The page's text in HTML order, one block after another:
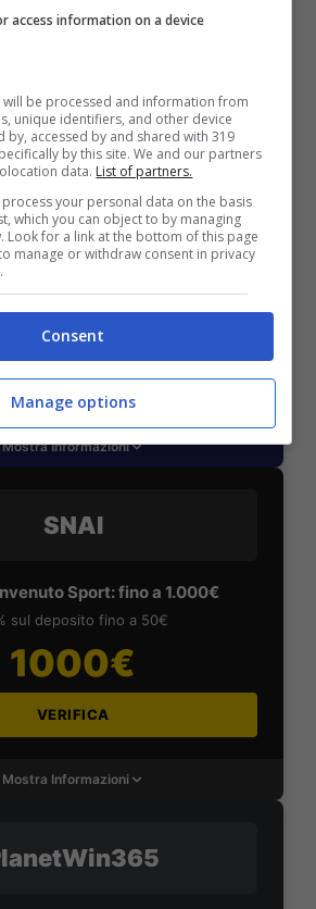
LOTTOMATICA: 2050€
bonus scommesse e sport
della piattaforma: 100% fino a 50€ in
+ 100% fino a 2000€ in Bonus
2050€
VERIFICA
Mostra Informazioni
SNAI
Sport: fino a 1.000€
sul deposito fino a 50€
1000€
VERIFICA
Mostra Informazioni
access information on a device
be processed and information from
unique identifiers, and other device
by, accessed by and shared with 319
by this site. We and our partners
data. List of partners.
your personal data on the basis
which you can object to by managing
Look for a link at the bottom of this page
manage or withdraw consent in privacy
Consent
Manage options